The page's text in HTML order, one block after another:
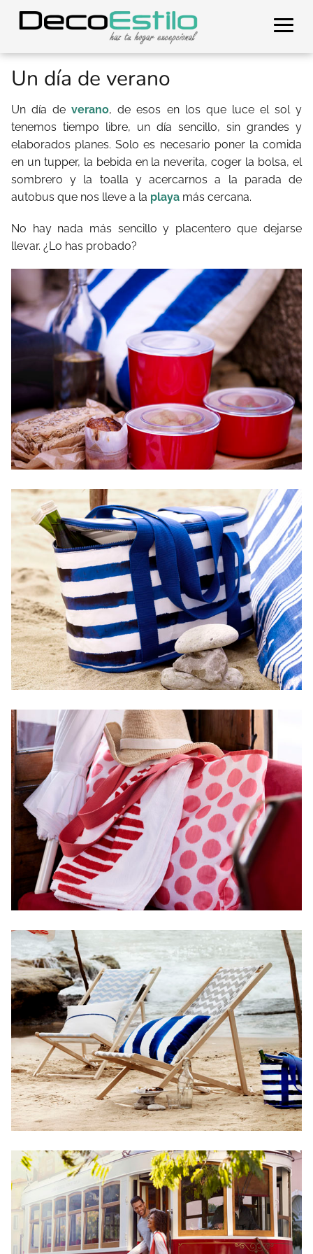
Un día de verano
Un día deverano, de esos en los que luce el sol y
tenemos tiempo libre, un día sencillo, sin grandes y
elaborados planes. Solo es necesario poner la comida
en un tupper, la bebida en la neverita, coger la bolsa, el
sombrero y la toalla y acercarnos a la parada de
autobus que nos lleve a la playa más cercana.
No hay nada más sencillo y placentero que dejarse
llevar. ¿Lo has probado?